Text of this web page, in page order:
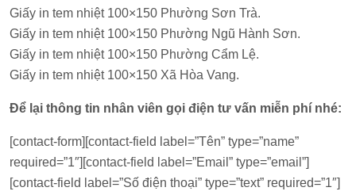
Giấy in tem nhiệt 100×150 Phường Sơn Trà.
Giấy in tem nhiệt 100×150 Phường Ngũ Hành Sơn.
Giấy in tem nhiệt 100×150 Phường Cẩm Lệ.
Giấy in tem nhiệt 100×150 Xã Hòa Vang.
Để lại thông tin nhân viên gọi điện tư vấn miễn phí nhé:
[contact-form][contact-field label=”Tên” type=”name”
required=”1″][contact-field label=”Email” type=”email”]
[contact-field label=”Số điện thoại” type=”text” required=”1″]